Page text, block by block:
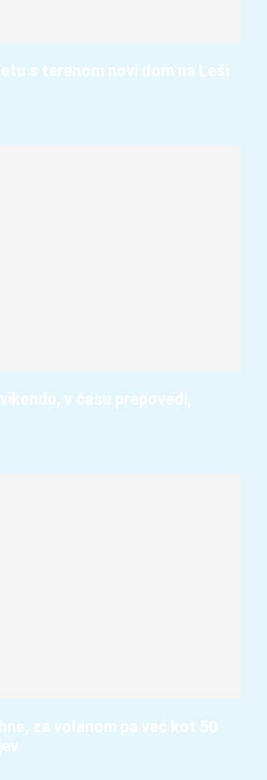
s terenom novi dom na Leši
v času prepovedi,
za volanom pa več kot 50